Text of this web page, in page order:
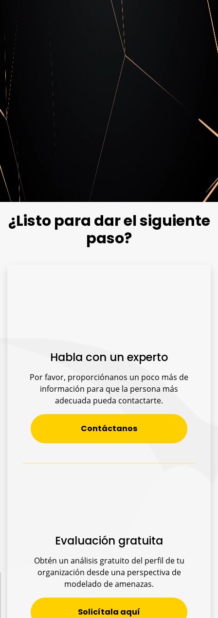
Blog de Cipher
Mantente actualizado con nuestro blog sobre
las últimas noticias y tendencias en
ciberseguridad.
Descubre nuestro blog
¿Listo para dar el siguiente
paso?
Habla con un experto
Por favor, proporciónanos un poco más de
información para que la persona más
adecuada pueda contactarte.
Contáctanos
Evaluación gratuita
Obtén un análisis gratuito del perfil de tu
organización desde una perspectiva de
modelado de amenazas.
Solicítala aquí